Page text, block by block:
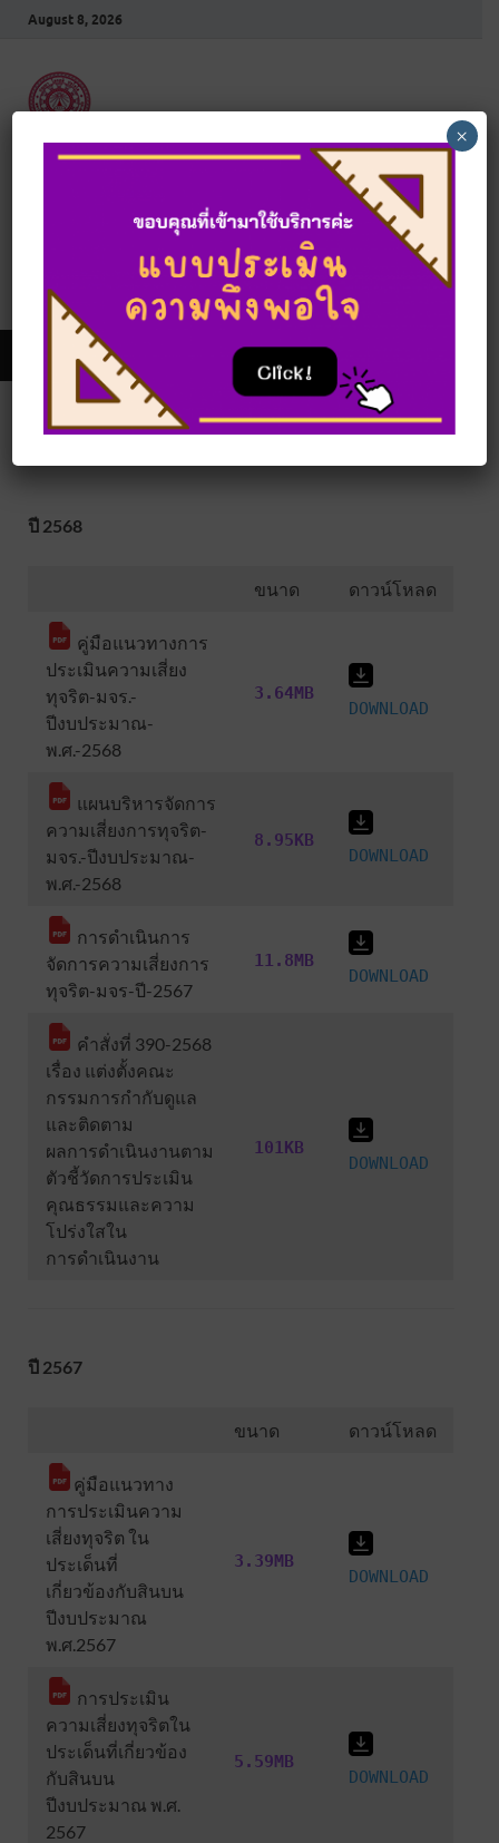
August 8, 2026
สำนักงานตรวจสอบ
ภายใน
สำนักงานอธิการบดี มหาวิทยาลัยมหาจุฬาลงกรณราช
MAIN MENU
ITA
ปี 2568
ขนาด ดาวน์โหลด
คู่มือแนวทางการ
ประเมินความเสี่ยง
ทุจริต-มจร.-
ปีงบประมาณ-
พ.ศ.-2568
3.64MB
DOWNLOAD
แผนบริหารจัดการ
ความเสี่ยงการทุจริต-
มจร.-ปีงบประมาณ-
พ.ศ.-2568
8.95KB
DOWNLOAD
การดำเนินการ
จัดการความเสี่ยงการ
ทุจริต-มจร-ปี-2567
11.8MB
DOWNLOAD
คำสั่งที่ 390-2568
เรื่อง แต่งตั้งคณะ
กรรมการกำกับดูแล
และติดตาม
ผลการดำเนินงานตาม
ตัวชี้วัดการประเมิน
คุณธรรมและความ
โปร่งใสใน
การดำเนินงาน
101KB
DOWNLOAD
ปี 2567
ขนาด ดาวน์โหลด
คู่มือแนวทาง
การประเมินความ
เสี่ยงทุจริต ใน
ประเด็นที่
เกี่ยวข้องกับสินบน
ปีงบประมาณ
พ.ศ.2567
3.39MB
DOWNLOAD
การประเมิน
ความเสี่ยงทุจริตใน
ประเด็นที่เกี่ยวข้อง
กับสินบน
ปีงบประมาณ พ.ศ.
2567
5.59MB
DOWNLOAD
×